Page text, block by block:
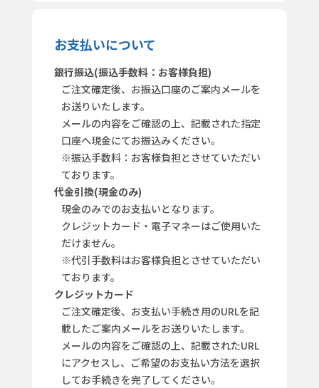
お支払いについて
銀行振込(振込手数料：お客様負担)
ご注文確定後、お振込口座のご案内メールを
お送りいたします。
メールの内容をご確認の上、記載された指定
口座へ現金にてお振込みください。
※振込手数料：お客様負担とさせていただい
ております。
代金引換(現金のみ)
現金のみでのお支払いとなります。
クレジットカード・電子マネーはご使用いた
だけません。
※代引手数料はお客様負担とさせていただい
ております。
クレジットカード
ご注文確定後、お支払い手続き用のURLを記
載したご案内メールをお送りいたします。
メールの内容をご確認の上、記載されたURL
にアクセスし、ご希望のお支払い方法を選択
してお手続きを完了してください。